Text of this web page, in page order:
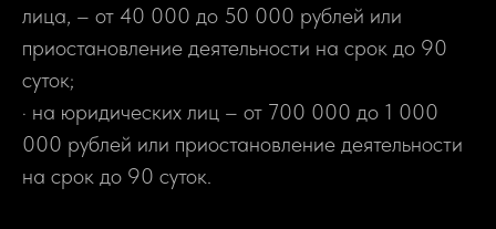
лица, – от 40 000 до 50 000 рублей или
приостановление деятельности на срок до 90
суток;
· на юридических лиц – от 700 000 до 1 000
000 рублей или приостановление деятельности
на срок до 90 суток.